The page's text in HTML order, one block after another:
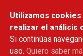
Utilizamos
realizar el análisis
Si continúas
uso. Quiero saber